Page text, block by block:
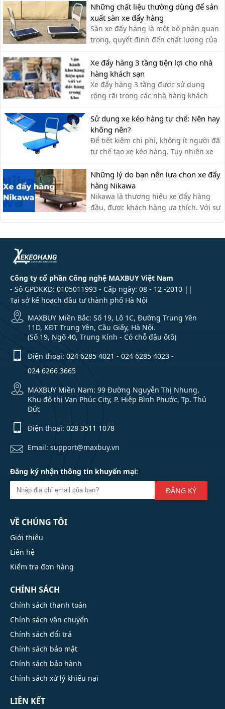
chuyển, giúp tiết kiệm thời gian và sức
lực.
Những chất liệu thường dùng để sản
xuất sàn xe đẩy hàng
Sàn xe đẩy hàng là một bộ phận quan
trọng, quyết định đến chất lượng của
xe đẩy. Lựa chọn chất liệu phù hợp
giúp bạn có được chiếc xe đẩy hàng
ưng ý.
Xe đẩy hàng 3 tầng tiện lợi cho nhà
hàng khách sạn
Xe đẩy hàng 3 tầng được sử dụng
rộng rãi trong các nhà hàng khách
sạn bởi sự tiện ích. Với thiết kế thanh
lịch, tính ứng dụng cao, các loại xe
đẩy hàng nhiều tầng là sự lựa chọn tối
ưu nhất cho các nhà hàng. Xe đẩy 3
tầng được ứng dụng như […]
Sử dụng xe kéo hàng tự chế: Nên hay
không nên?
Để tiết kiệm chi phí, không ít người đã
tự chế tạo xe kéo hàng. Tuy nhiên xe
kéo hàng tự chế có ưu nhược điểm gì,
có nên dùng hay không?
Những lý do bạn nên lựa chọn xe đẩy
hàng Nikawa
Nikawa là thương hiệu xe đẩy hàng
đầu, được khách hàng ưa thích. Với sự
tiện lợi, bền đẹp, xe đẩy hàng Nikawa
vọng.
Công ty cổ phần Công nghệ MAXBUY Việt Nam
- Số GPDKKD: 0105011993 - Cấp ngày: 08 - 12 -2010 ||
Tại sở kế hoạch đầu tư thành phố Hà Nội
MAXBUY Miền Bắc: Số 19, Lô 1C, Đường Trung Yên
11D, KĐT Trung Yên, Cầu Giấy, Hà Nội.
(Số 19, Ngõ 40, Trung Kính - Có chỗ đậu ôtô)
Điện thoại: 024 6285 4021 - 024 6285 4023 -
024 6266 3665
MAXBUY Miền Nam: 99 Đường Nguyễn Thị Nhung,
Khu đô thị Vạn Phúc City, P. Hiệp Bình Phước, Tp. Thủ
Đức
Điện thoại: 028 3511 1078
Email: support@maxbuy.vn
Đăng ký nhận thông tin khuyến mại:
ĐĂNG KÝ
VỀ CHÚNG TÔI
Giới thiệu
Liên hệ
Kiểm tra đơn hàng
CHÍNH SÁCH
Chính sách thanh toán
Chính sách vận chuyển
Chính sách đổi trả
Chính sách bảo mật
Chính sách bảo hành
Chính sách xử lý khiếu nại
LIÊN KẾT